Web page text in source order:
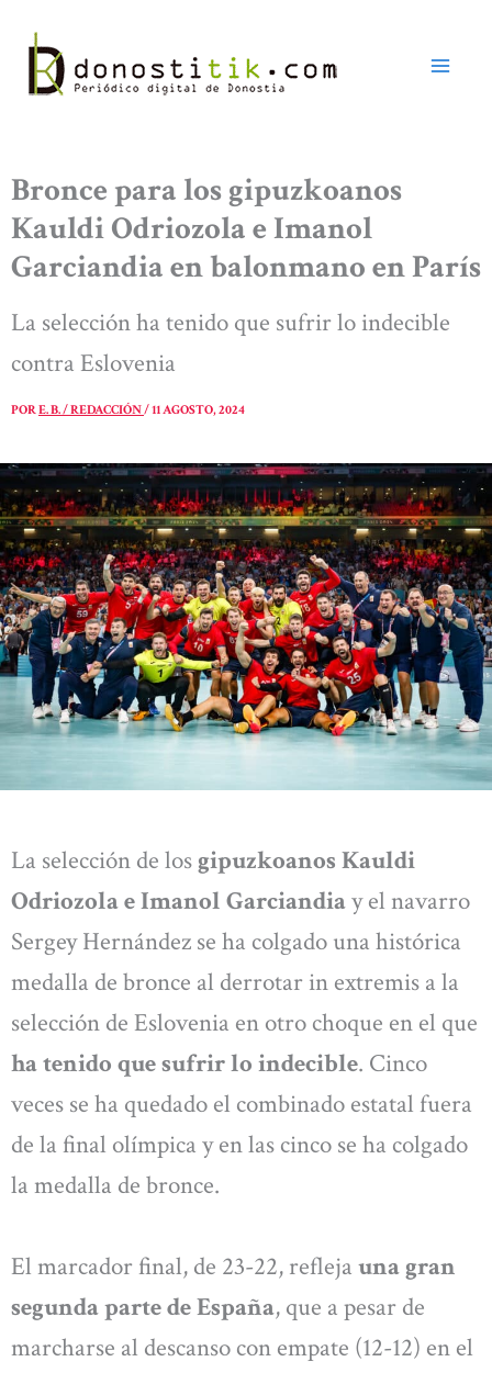
contenido
Bronce para los gipuzkoanos
Kauldi Odriozola e Imanol
Garciandia en balonmano en París
La selección ha tenido que sufrir lo indecible
contra Eslovenia
PORE. B. / REDACCIÓN/11 AGOSTO, 2024
La selección de los gipuzkoanos Kauldi
Odriozola e Imanol Garciandiay el navarro
Sergey Hernández se ha colgado una histórica
medalla de bronce al derrotar in extremis a la
selección de Eslovenia en otro choque en el que
ha tenido que sufrir lo indecible. Cinco
veces se ha quedado el combinado estatal fuera
de la final olímpica y en las cinco se ha colgado
la medalla de bronce.
El marcador final, de 23-22, refleja una gran
segunda parte de España, que a pesar de
marcharse al descanso con empate (12-12) en el